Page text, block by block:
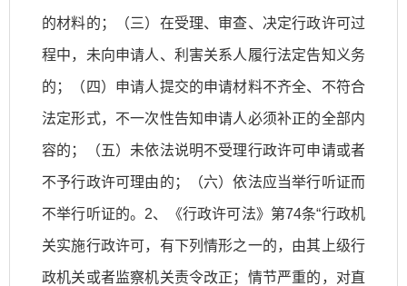
的材料的；（三）在受理、审查、决定行政许可过
程中，未向申请人、利害关系人履行法定告知义务
的；（四）申请人提交的申请材料不齐全、不符合
法定形式，不一次性告知申请人必须补正的全部内
容的；（五）未依法说明不受理行政许可申请或者
不予行政许可理由的；（六）依法应当举行听证而
不举行听证的。2、《行政许可法》第74条“行政机
关实施行政许可，有下列情形之一的，由其上级行
政机关或者监察机关责令改正；情节严重的，对直